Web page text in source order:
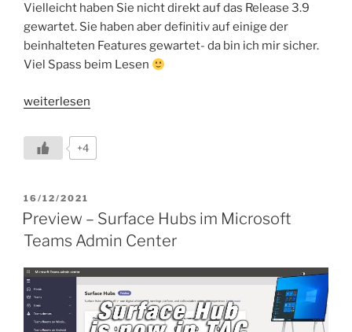
Vielleicht haben Sie nicht direkt auf das Release 3.9
gewartet. Sie haben aber definitiv auf einige der
beinhalteten Features gewartet- da bin ich mir sicher.
Viel Spass beim Lesen
„It
here
–
Upgrade
3.9
für
Studio
X
G7500
ist
weiterlesen
+4
VERÖFFENTLICHT
AM
16/12/2021
Preview – Surface Hubs im Microsoft
Teams Admin Center